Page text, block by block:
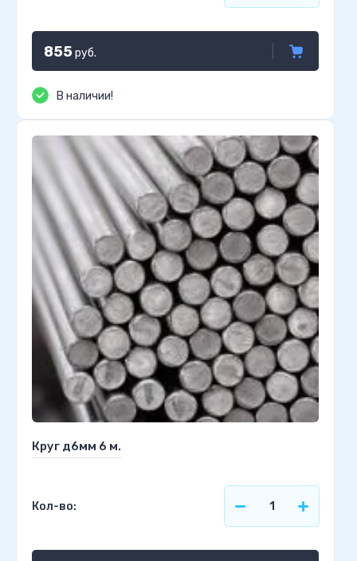
855руб.
В наличии!
Круг д6мм 6 м.
Кол-во: